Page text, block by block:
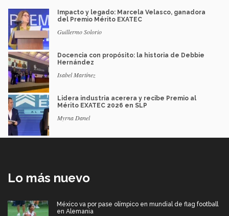
Impacto y legado: Marcela Velasco, ganadora
del Premio Mérito EXATEC
Guillermo Solorio
Docencia con propósito: la historia de Debbie
Hernández
Isabel Martínez
Lidera industria acerera y recibe Premio al
Mérito EXATEC 2026 en SLP
Myrna Danel
Lo más nuevo
México va por pase olímpico en mundial de flag football
en Alemania